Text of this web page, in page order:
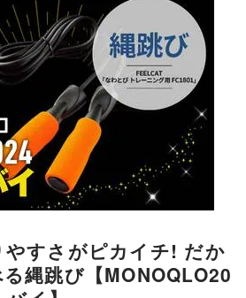
すさがピカイチ! だか
縄跳び【MONOQLO20